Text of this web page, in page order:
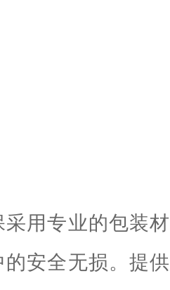
采用专业的包装
安全无损。提